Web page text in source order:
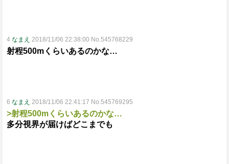
4 なまえ 2018/11/06 22:38:00 No.545768229
射程500mくらいあるのかな…
6 なまえ 2018/11/06 22:41:17 No.545769295
>射程500mくらいあるのかな…
多分視界が届けばどこまでも